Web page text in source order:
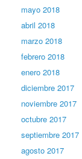
mayo 2018
abril 2018
marzo 2018
febrero 2018
enero 2018
diciembre 2017
noviembre 2017
octubre 2017
septiembre 2017
agosto 2017